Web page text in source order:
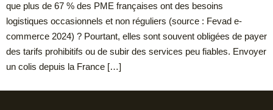
que plus de 67 % des PME françaises ont des besoins
logistiques occasionnels et non réguliers (source : Fevad e-
commerce 2024) ? Pourtant, elles sont souvent obligées de payer
des tarifs prohibitifs ou de subir des services peu fiables. Envoyer
un colis depuis la France […]